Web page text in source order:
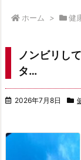
ホーム > 健
ノンビリし
タ…
2026年7月8日